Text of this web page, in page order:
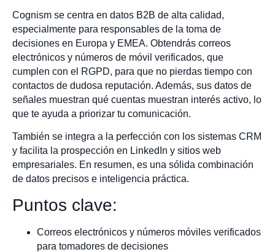
Cognism se centra en datos B2B de alta calidad,
especialmente para responsables de la toma de
decisiones en Europa y EMEA. Obtendrás correos
electrónicos y números de móvil verificados, que
cumplen con el RGPD, para que no pierdas tiempo con
contactos de dudosa reputación. Además, sus datos de
señales muestran qué cuentas muestran interés activo, lo
que te ayuda a priorizar tu comunicación.
También se integra a la perfección con los sistemas CRM
y facilita la prospección en LinkedIn y sitios web
empresariales. En resumen, es una sólida combinación
de datos precisos e inteligencia práctica.
Puntos clave:
Correos electrónicos y números móviles verificados
para tomadores de decisiones